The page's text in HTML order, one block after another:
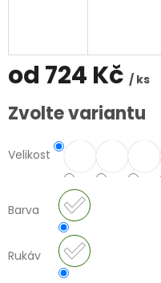
od 724 Kč / ks
Měrná
cena:
Zvolte variantu
Velikost
Barva
Rukáv